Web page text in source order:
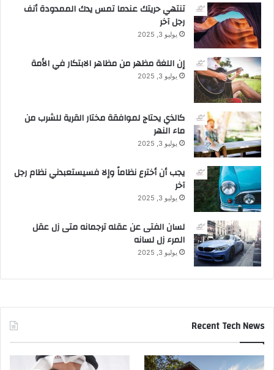
تنتهي حريتك عندما تمس يدك الممدودة أنف
رجل آخر
يوليو 3, 2025
إن اللغة مظهر من مظاهر الابتكار في الأمة
يوليو 3, 2025
كالذي يحتاج لموافقة مختار القرية للشرب من
ماء النهر
يوليو 3, 2025
يجب أن أخترع نظاماً وإلا فسيستعبدني نظام رجل
آخر
يوليو 3, 2025
لسان الفتى عن عقله ترجمانه متى زل عقل
المرء زل لسانه
يوليو 3, 2025
Recent Tech News